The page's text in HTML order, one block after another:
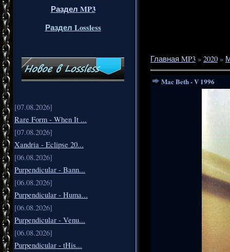
Раздел MP3
Раздел Lossless
[07.08.2026]
Rare Form - When It ...
[07.08.2026]
Xandria - Eclipse 20...
[06.08.2026]
Purpendicular - Bann...
[06.08.2026]
Purpendicular - Huma...
[06.08.2026]
Purpendicular - Venu...
[06.08.2026]
Purpendicular - tHis...
Главная MP3 » 2020 »
Mac Beth - V 1996